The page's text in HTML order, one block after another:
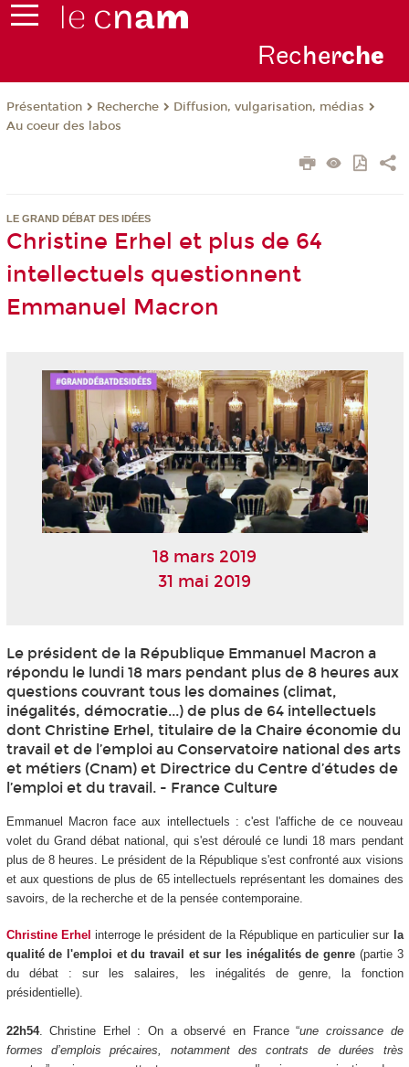
Recherche
Présentation Recherche
Diffusion, vulgarisation, médias
Au coeur des labos
LE GRAND DÉBAT DES IDÉES
Christine Erhel et plus de 64
intellectuels questionnent
Emmanuel Macron
18 mars 2019
31 mai 2019
Le président de la République Emmanuel Macron a
répondu le lundi 18 mars pendant plus de 8 heures aux
questions couvrant tous les domaines (climat,
inégalités, démocratie...) de plus de 64 intellectuels
dont Christine Erhel, titulaire de la Chaire économie du
travail et de l’emploi au Conservatoire national des arts
et métiers (Cnam) et Directrice du Centre d’études de
l’emploi et du travail. - France Culture
Emmanuel Macron face aux intellectuels : c'est l'affiche de ce nouveau
volet du Grand débat national, qui s'est déroulé ce lundi 18 mars pendant
plus de 8 heures. Le président de la République s'est confronté aux visions
et aux questions de plus de 65 intellectuels représentant les domaines des
savoirs, de la recherche et de la pensée contemporaine.
Christine Erhel interroge le président de la République en particulier sur la
qualité de l'emploi et du travail et sur les inégalités de genre (partie 3
du débat : sur les salaires, les inégalités de genre, la fonction
présidentielle).
22h54. Christine Erhel : On a observé en France “une croissance de
formes d’emplois précaires, notamment des contrats de durées très